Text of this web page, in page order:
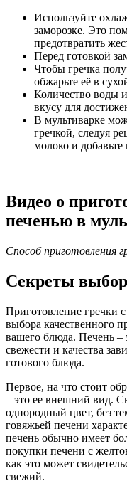
Используйте
заморозке. Это
предотвратить
Перед готовкой
Чтобы гречка
обжарьте её в
Количество воды
вкусу для
В мультиварке
гречкой, следуя
молоко и
Видео о
печенью в
Способ приготовления
Секреты
Приготовление гречки
выбора качественного
вашего блюда. Печень –
свежести и качества
готового блюда.
Первое, на что стоит
– это ее внешний вид.
однородный цвет, без
говяжьей печени
печень обычно имеет
покупки печени с
как это может
свежий.